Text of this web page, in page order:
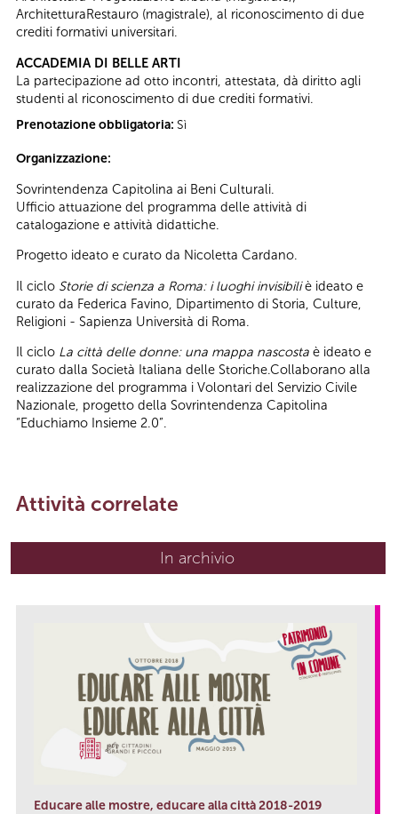
ArchitetturaRestauro (magistrale), al riconoscimento di due
crediti formativi universitari.
ACCADEMIA DI BELLE ARTI
La partecipazione ad otto incontri, attestata, dà diritto agli
studenti al riconoscimento di due crediti formativi.
Prenotazione obbligatoria: Sì
Organizzazione:
Sovrintendenza Capitolina ai Beni Culturali.
Ufficio attuazione del programma delle attività di
catalogazione e attività didattiche.
Progetto ideato e curato da Nicoletta Cardano.
Il ciclo Storie di scienza a Roma: i luoghi invisibiliè ideato e
curato da Federica Favino, Dipartimento di Storia, Culture,
Religioni - Sapienza Università di Roma.
Il ciclo La città delle donne: una mappa nascosta è ideato e
curato dalla Società Italiana delle Storiche.Collaborano alla
realizzazione del programma i Volontari del Servizio Civile
Nazionale, progetto della Sovrintendenza Capitolina
“Educhiamo Insieme 2.0”.
Attività correlate
In archivio
Educare alle mostre, educare alla città 2018-2019